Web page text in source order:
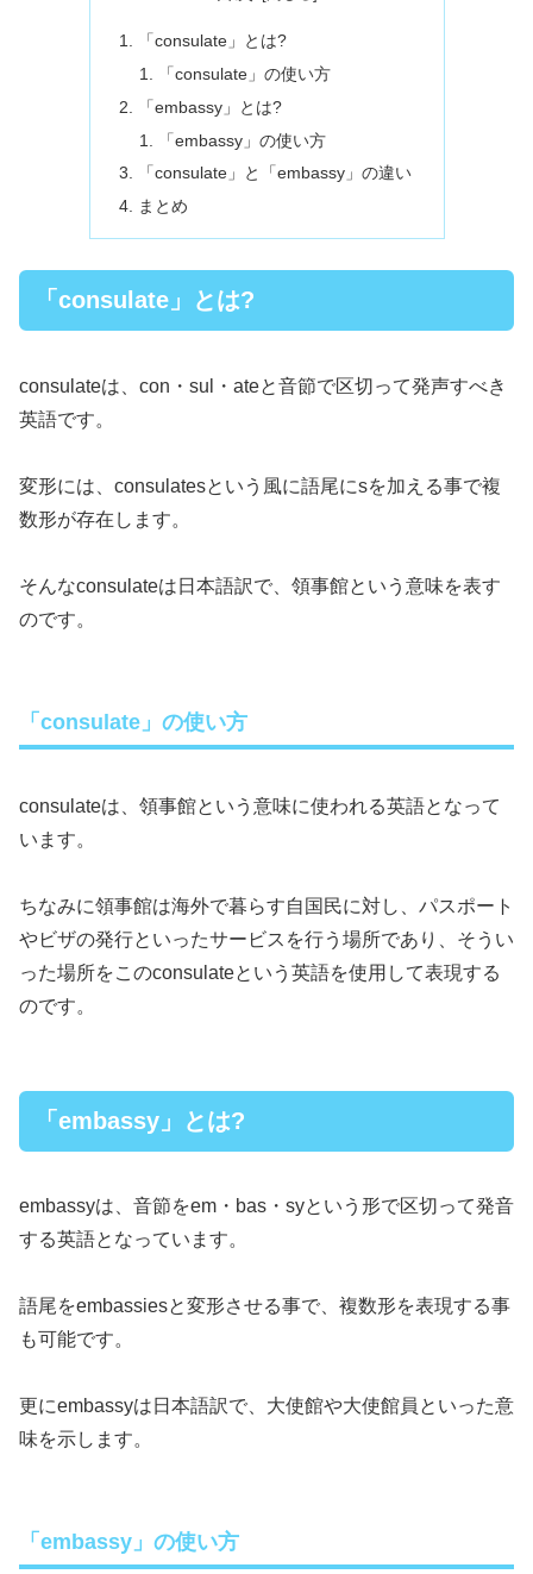
「consulate」とは?
「consulate」の使い方
「embassy」とは?
「embassy」の使い方
「consulate」と「embassy」の違い
まとめ
「consulate」とは?
consulateは、con・sul・ateと音節で区切って発声すべき
英語です。
変形には、consulatesという風に語尾にsを加える事で複
数形が存在します。
そんなconsulateは日本語訳で、領事館という意味を表す
のです。
「consulate」の使い方
consulateは、領事館という意味に使われる英語となって
います。
ちなみに領事館は海外で暮らす自国民に対し、パスポート
やビザの発行といったサービスを行う場所であり、そうい
った場所をこのconsulateという英語を使用して表現する
のです。
「embassy」とは?
embassyは、音節をem・bas・syという形で区切って発音
する英語となっています。
語尾をembassiesと変形させる事で、複数形を表現する事
も可能です。
更にembassyは日本語訳で、大使館や大使館員といった意
味を示します。
「embassy」の使い方